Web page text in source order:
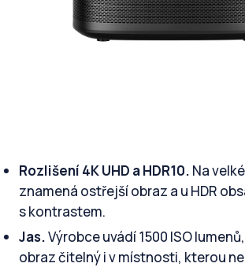
Rozlišení 4K UHD a HDR10. Na
znamená ostřejší obraz a u HDR
s kontrastem.
Jas.Výrobce uvádí 1500 ISO
obraz čitelný i v místnosti, kterou